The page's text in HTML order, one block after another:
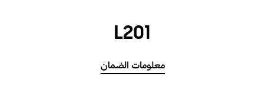
L201
معلومات الضمان